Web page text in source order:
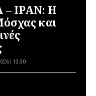
ΙΡΑΝ: Η
και
| 13:30